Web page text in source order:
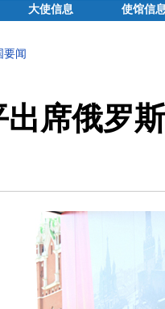
大使信息 使馆信
要闻
出席俄罗